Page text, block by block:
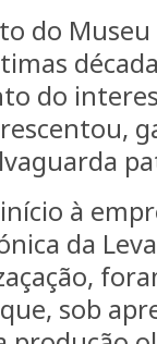
do
do
à
da
sob